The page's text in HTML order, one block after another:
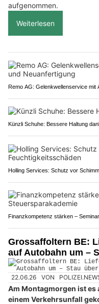
aufgenommen.
Weiterlesen
Remo AG: Gelenkwellenservice mit
Künzli Schuhe: Bessere Haltung
Holling Services: Schutz vor
Finanzkompetenz stärken –
Grossaffoltern BE:
auf Autobahn um –
22.06.26 VON
Am Montagmorgen ist es
einem Verkehrsunfall